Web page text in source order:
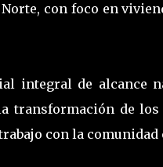
con foco en
integral de alcance
transformación de
con la